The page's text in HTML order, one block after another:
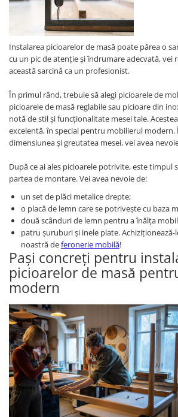
Instalarea picioarelor de masă poate părea o
cu un pic de atenție și îndrumare adecvată, vei
această sarcină ca un profesionist.
În primul rând, trebuie să alegi picioarele de
picioarele de masă reglabile sau picioare din
notă de stil și funcționalitate mesei tale.
excelentă, în special pentru mobilierul modern.
dimensiunea și greutatea mesei, vei avea
După ce ai ales picioarele potrivite, este timpul
partea de montare. Vei avea nevoie de:
un set de plăci metalice drepte;
o placă de lemn care se potrivește cu baza
două scânduri de lemn pentru a înălța
patru șuruburi și inele plate. Achiziționează-
noastră deferonerie mobilă!
Pași concreți pentru
picioarelor de masă
modern